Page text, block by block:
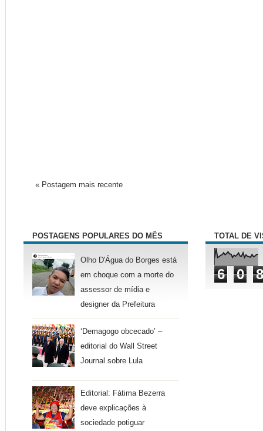
« Postagem mais recente
POSTAGENS POPULARES DO MÊS
Olho D'Água do Borges está
em choque com a morte do
assessor de mídia e
designer da Prefeitura
‘Demagogo obcecado’ –
editorial do Wall Street
Journal sobre Lula
Editorial: Fátima Bezerra
deve explicações à
sociedade potiguar
TOTAL DE
6 0 8